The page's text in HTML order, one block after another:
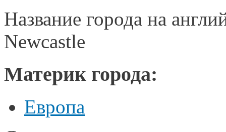
Название города на
Newcastle
Материк города:
Европа